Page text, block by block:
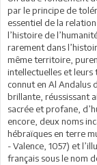
par le principe de
essentiel de la
l’histoire de
rarement dans
même territoire,
intellectuelles et leurs
connut en Al Andalus
brillante, réussissant
sacrée et profane,
encore, deux noms
hébraïques en terre
- Valence, 1057) et
français sous le nom